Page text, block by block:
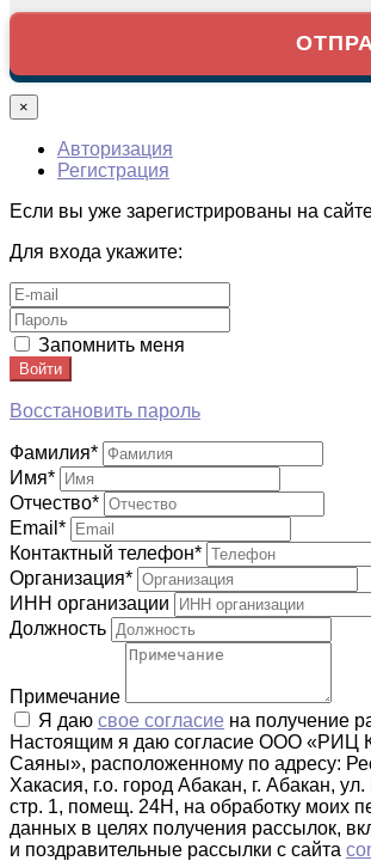
×
Авторизация
Регистрация
Если вы уже зарегистрированы на
Для входа укажите:
Запомнить меня
Войти
Восстановить пароль
Фамилия*
Имя*
Отчество*
Email *
Контактный телефон*
Организация*
ИНН организации
Должность
Примечание
Я даю свое согласие на получение
Настоящим я даю согласие ООО «РИЦ
Саяны», расположенному по адресу:
Хакасия, г.о. город Абакан, г. Абакан,
стр. 1, помещ. 24Н, на обработку моих
данных в целях получения рассылок,
и поздравительные рассылки с сайта